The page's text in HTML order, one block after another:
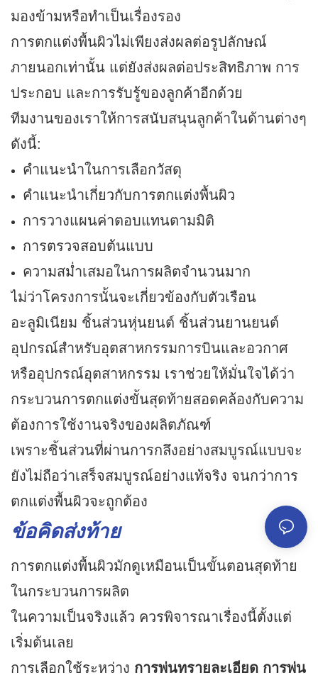
มองข้ามหรือทำเป็นเรื่องรอง
การตกแต่งพื้นผิวไม่เพียงส่งผลต่อรูปลักษณ์
ภายนอกเท่านั้น แต่ยังส่งผลต่อประสิทธิภาพ การ
ประกอบ และการรับรู้ของลูกค้าอีกด้วย
ทีมงานของเราให้การสนับสนุนลูกค้าในด้านต่างๆ
ดังนี้:
คำแนะนำในการเลือกวัสดุ
คำแนะนำเกี่ยวกับการตกแต่งพื้นผิว
การวางแผนค่าตอบแทนตามมิติ
การตรวจสอบต้นแบบ
ความสม่ำเสมอในการผลิตจำนวนมาก
ไม่ว่าโครงการนั้นจะเกี่ยวข้องกับตัวเรือน
อะลูมิเนียม ชิ้นส่วนหุ่นยนต์ ชิ้นส่วนยานยนต์
อุปกรณ์สำหรับอุตสาหกรรมการบินและอวกาศ
หรืออุปกรณ์อุตสาหกรรม เราช่วยให้มั่นใจได้ว่า
กระบวนการตกแต่งขั้นสุดท้ายสอดคล้องกับความ
ต้องการใช้งานจริงของผลิตภัณฑ์
เพราะชิ้นส่วนที่ผ่านการกลึงอย่างสมบูรณ์แบบจะ
ยังไม่ถือว่าเสร็จสมบูรณ์อย่างแท้จริง จนกว่าการ
ตกแต่งพื้นผิวจะถูกต้อง
ข้อคิดส่งท้าย
การตกแต่งพื้นผิวมักดูเหมือนเป็นขั้นตอนสุดท้าย
ในกระบวนการผลิต
ในความเป็นจริงแล้ว ควรพิจารณาเรื่องนี้ตั้งแต่
เริ่มต้นเลย
การเลือกใช้ระหว่าง การพ่นทรายละเอียด การพ่น